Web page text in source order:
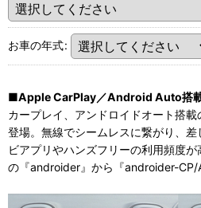
お車の年式:
■Apple CarPlay／Android Auto搭
カープレイ、アンドロイドオート搭
登場。無線でシームレスに繋がり、
ビアプリやハンズフリーの利用頻度
の『androider』から『androider-CP/